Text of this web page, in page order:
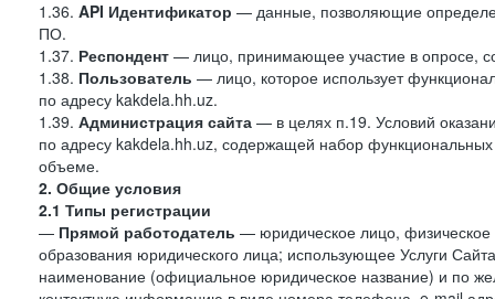
1.36. API Идентификатор — данные, позволяющие
ПО.
1.37. Респондент — лицо, принимающее участие в опросе,
1.38. Пользователь — лицо, которое использует
по адресу kakdela.hh.uz.
1.39. Администрация сайта — в целях п.19. Условий
по адресу kakdela.hh.uz, содержащей набор
объеме.
2. Общие условия
2.1 Типы регистрации
— Прямой работодатель — юридическое лицо,
образования юридического лица; использующее Услуги
наименование (официальное юридическое название) и по